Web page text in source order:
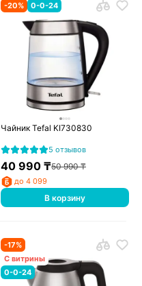
-20% 0-0-24
Чайник Tefal KI730830
5 отзывов
40 990 ₸50 990₸
до 4 099
В корзину
-17%
С витрины
0-0-24